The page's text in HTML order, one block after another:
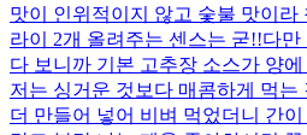
맛이 인위적이지 않고 숯불 맛이
라이 2개 올려주는 센스는 굳!! ​다
다 보니까 기본 고추장 소스가 양
저는 싱거운 것보다 매콤하게 먹는
더 만들어 넣어 비벼 먹었더니 간